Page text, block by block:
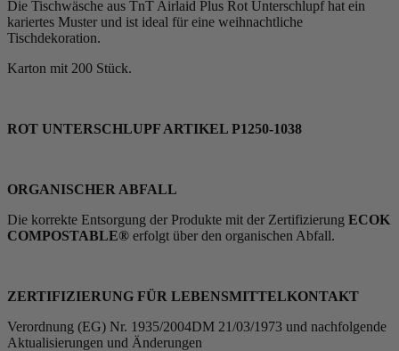
Die Tischwäsche aus TnT Airlaid Plus Rot Unterschlupf hat ein
kariertes Muster und ist ideal für eine weihnachtliche
Tischdekoration.
Karton mit 200 Stück.
ROT UNTERSCHLUPF ARTIKEL P1250-1038
ORGANISCHER ABFALL
Die korrekte Entsorgung der Produkte mit der Zertifizierung ECOK
COMPOSTABLE® erfolgt über den organischen Abfall.
ZERTIFIZIERUNG FÜR LEBENSMITTELKONTAKT
Verordnung (EG) Nr. 1935/2004DM 21/03/1973 und nachfolgende
Aktualisierungen und Änderungen